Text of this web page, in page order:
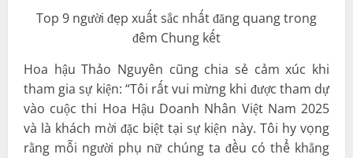
Top 9 người đẹp xuất sắc nhất đăng quang trong
đêm Chung kết
Hoa hậu Thảo Nguyên cũng chia sẻ cảm xúc khi
tham gia sự kiện: “Tôi rất vui mừng khi được tham dự
vào cuộc thi Hoa Hậu Doanh Nhân Việt Nam 2025
và là khách mời đặc biệt tại sự kiện này. Tôi hy vọng
rằng mỗi người phụ nữ chúng ta đều có thể khẳng